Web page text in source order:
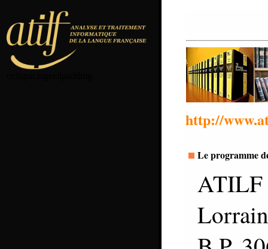
http://
Le programme